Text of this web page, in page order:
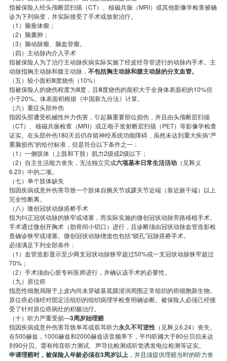
指被保险人经头颅断层扫描（CT）、核磁共振（MRI）或其他影像学检查被确
诊为下列病变，并实际接受了手术或放射治疗。
（1）脑垂体瘤；
（2）脑囊肿；
（3）脑动脉瘤、脑血管瘤。
（四）主动脉内介入手术
指被保险人为了治疗主动脉疾病实际实施了经皮经导管进行的动脉内手术。主
动脉指胸主动脉和腹主动脉， 不包括胸主动脉和腹主动脉的分支血管。
（五）较小面积Ⅲ度烧伤（10%）
指被保险人的烧伤程度为Ⅲ度，且Ⅲ度烧伤的面积大于全身体表面积的10%但
小于20%。体表面积根据《中国新九分法》计算。
（六）重症头部外伤
指因头部遭受机械性外力伤害，引起脑重要部位损伤，并且由头颅断层扫描
（CT）、核磁共振检查（MRI）或正电子发射断层扫描（PET）等影像学检查
证实。在头部外伤180天后仍存留神经系统功能障碍，虽然未达到重大疾病“严
重脑损伤”的给付标准，但是符合以下条件之一：
（1）一侧肢体（上肢和下肢）肌力2级或2级以下；
（2）自主生活能力丧失，无法独立完成六项基本日常生活活动（见释义
6.23）中的二项。
（七）单个肢体缺失
指因疾病或意外伤害导致一个肢体自腕关节或踝关节近端（靠近躯干端）以上
完全性断离。
（八）微创冠状动脉搭桥手术
指为纠正冠状动脉的狭窄或堵塞，而实际实施的微创冠状动脉旁路移植手术。
手术通过微创开胸术（肋骨间小切口）进行，且诊断须由冠状动脉血管造影检
查确诊狭窄或堵塞。微创冠状动脉绕道也包括“锁孔”冠脉搭桥手术。
必须满足下列全部条件：
（1）血管造影显示至少两支冠状动脉狭窄超过50%或一支冠状动脉狭窄超过
70%；
（2）手术须由心脏专科医师进行，并确认该手术的必要性。
（九）原位癌
指恶性细胞局限于上皮内尚未穿破基底膜浸润周围正常组织的癌细胞新生物。
原位癌必须经对固定活组织的组织病理学检查明确诊断。被保险人必须己经接
受了针对原位癌病灶的积极治疗。
（十）听力严重受损—3周岁始理赔
指因疾病或意外伤害导致单耳或双耳听力永久不可逆性（见释义6.24）丧失。
在500赫兹，1000赫兹和2000赫兹语音频率下，平均听阈大于80分贝但未达
到90分贝。需有纯音听力测试、声导抗检测或听觉诱发电位检测等证实。
申请理赔时，被保险人年龄必须在3周岁以上 ，并且须提供理赔当时的听力丧